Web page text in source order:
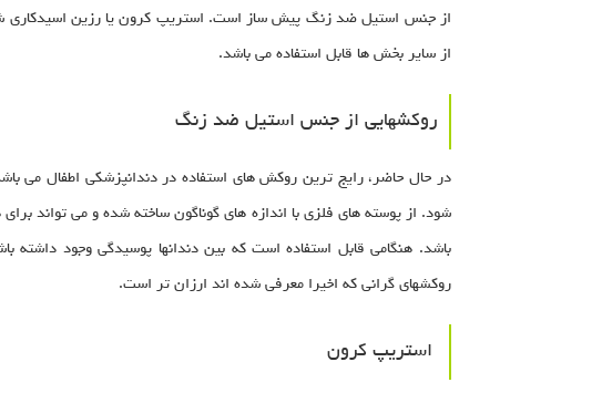
از جنس استیل ضد زنگ پیش ساز است. استریپ کرون یا رزین اسیدکاری
از سایر بخش ها قابل استفاده می باشد.
روکشهایی از جنس استیل ضد زنگ
شود. از پوسته های فلزی با اندازه های گوناگون ساخته شده و می تواند
باشد. هنگامی قابل استفاده است که بین دندانها پوسیدگی وجود
روکشهای گرانی که اخیرا معرفی شده اند ارزان تر است.
استریپ کرون